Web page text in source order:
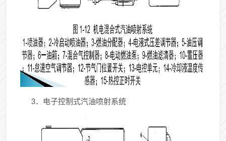
3．电子控制式汽油喷射系统